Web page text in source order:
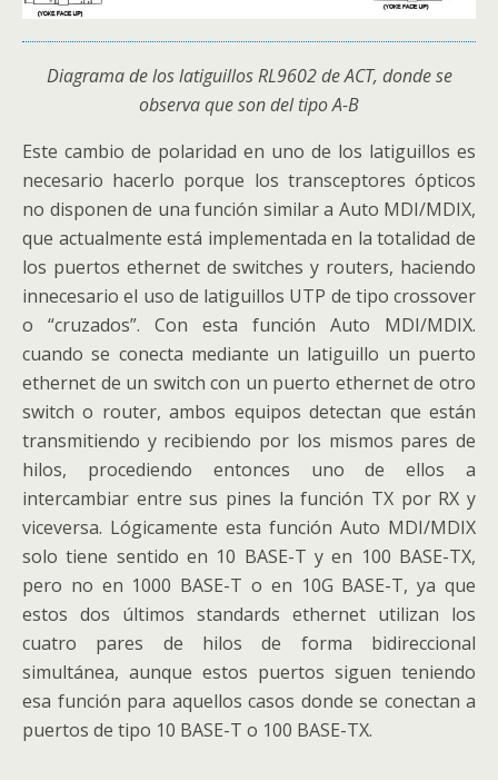
Diagrama de los latiguillos RL9602 de ACT, donde se
observa que son del tipo A-B
Este cambio de polaridad en uno de los latiguillos es
necesario hacerlo porque los transceptores ópticos
no disponen de una función similar a Auto MDI/MDIX,
que actualmente está implementada en la totalidad de
los puertos ethernet de switches y routers, haciendo
innecesario el uso de latiguillos UTP de tipo crossover
o “cruzados”. Con esta función Auto MDI/MDIX.
cuando se conecta mediante un latiguillo un puerto
ethernet de un switch con un puerto ethernet de otro
switch o router, ambos equipos detectan que están
transmitiendo y recibiendo por los mismos pares de
hilos, procediendo entonces uno de ellos a
intercambiar entre sus pines la función TX por RX y
viceversa. Lógicamente esta función Auto MDI/MDIX
solo tiene sentido en 10 BASE-T y en 100 BASE-TX,
pero no en 1000 BASE-T o en 10G BASE-T, ya que
estos dos últimos standards ethernet utilizan los
cuatro pares de hilos de forma bidireccional
simultánea, aunque estos puertos siguen teniendo
esa función para aquellos casos donde se conectan a
puertos de tipo 10 BASE-T o 100 BASE-TX.